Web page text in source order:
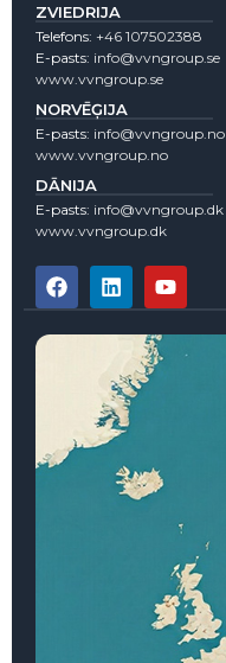
ZVIEDRIJA
Telefons: +46 107502388
E-pasts: info@vvngroup.se
www.vvngroup.se
NORVĒĢIJA
E-pasts: info@vvngroup.no
www.vvngroup.no
DĀNIJA
E-pasts: info@vvngroup.dk
www.vvngroup.dk